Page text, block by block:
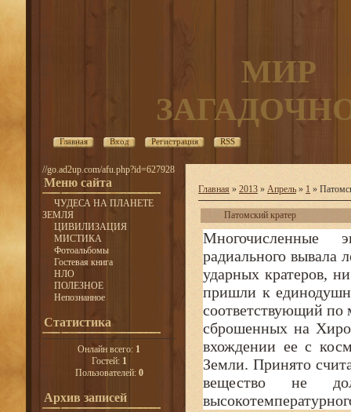
МИР
Главная Вход Регистрация RSS
//go.ad2up.com/afu.php?id=627928
Меню сайта
ЧУДЕСА НА ПЛАНЕТЕ
ЗЕМЛЯ
ЦИВИЛИЗАЦИЯ
МИСТИКА
Фотоальбомы
Гостевая книга
НЛО
ПОЛЕЗНОЕ
Непознанное
Статистика
Онлайн всего: 1
Гостей: 1
Пользователей: 0
Архив записей
Главная » 2013 » Апрель » 1 »
Патомский кратер
Многочисленные
радиального вывала
ударных кратеров,
пришли к
соответствующий по
сброшенных на
вхождении ее с
Земли. Принято
вещество не